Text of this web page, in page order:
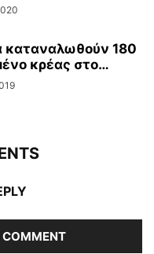
καταναλωθούν 180
κρέας στο…
COMMENT